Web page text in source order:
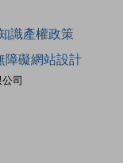
司
識產權政策
障礙網站設計